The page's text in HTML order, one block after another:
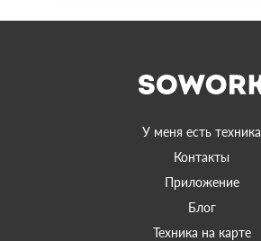
У меня есть техника
Контакты
Приложение
Блог
Техника на карте